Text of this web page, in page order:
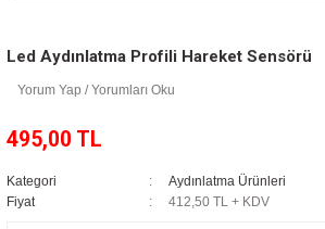
Led Aydınlatma Profili Hareket Sensörü
Yorum Yap / Yorumları Oku
495,00 TL
Kategori
Aydınlatma Ürünleri
Fiyat
412,50 TL + KDV